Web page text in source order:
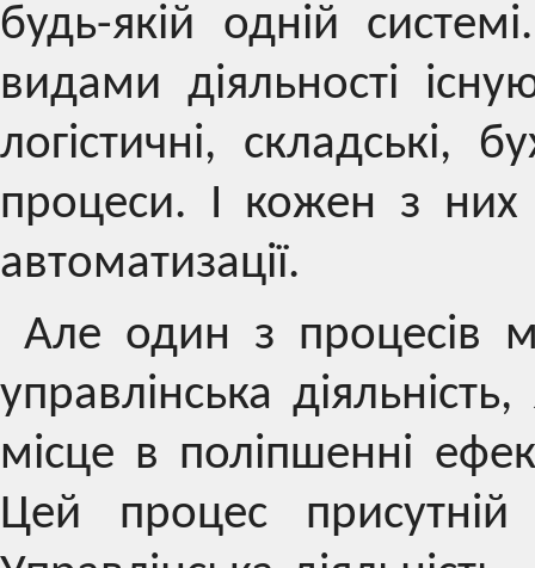
будь-якій одній
видами діяльності
логістичні, складські,
процеси. І кожен з
автоматизації.
Але один з процесів
управлінська
місце в поліпшенні
Цей процес присутній